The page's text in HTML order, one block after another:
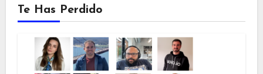
Te Has Perdido